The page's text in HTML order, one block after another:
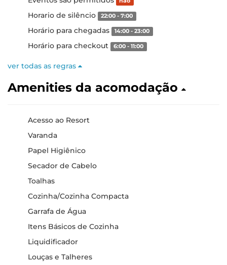
Horario de silêncio 22:00 - 7:00
Horário para chegadas 14:00 - 23:00
Horário para checkout 6:00 - 11:00
ver todas as regras
Amenities da acomodação
Acesso ao Resort
Varanda
Papel Higiênico
Secador de Cabelo
Toalhas
Cozinha/Cozinha Compacta
Garrafa de Água
Itens Básicos de Cozinha
Liquidificador
Louças e Talheres